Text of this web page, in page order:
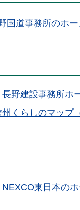
国道事務所のホ
長野建設事務所ホ
くらしのマップ
NEXCO東日本の